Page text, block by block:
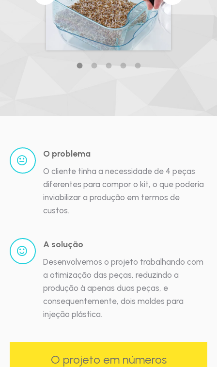
O problema
O cliente tinha a necessidade de 4 peças
diferentes para compor o kit, o que poderia
inviabilizar a produção em termos de
custos.
A solução
Desenvolvemos o projeto trabalhando com
a otimização das peças, reduzindo a
produção à apenas duas peças, e
consequentemente, dois moldes para
injeção plástica.
O projeto em números